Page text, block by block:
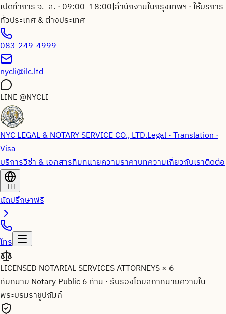
เปิดทำการ จ.–ส. · 09:00–18:00|สำนักงานในกรุงเทพฯ · ให้บริการ
ทั่วประเทศ & ต่างประเทศ
083-249-4999
nycli@ilc.ltd
LINE@NYCLI
NYC LEGAL & NOTARY SERVICE CO., LTD.Legal · Translation ·
Visa
บริการวีซ่า & เอกสารทีมทนายความราคาบทความเกี่ยวกับเราติดต่อ
TH
นัดปรึกษาฟรี
โทร
LICENSED NOTARIAL SERVICES ATTORNEYS × 6
ทีมทนาย Notary Public 6 ท่าน· รับรองโดยสภาทนายความใน
พระบรมราชูปถัมภ์